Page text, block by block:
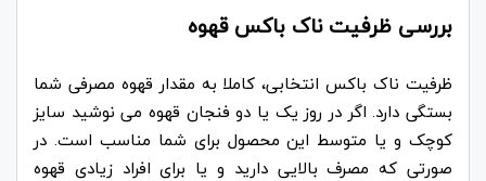
بررسی ظرفیت ناک باکس قهوه
ظرفیت ناک باکس انتخابی، کاملا به مقدار قهوه مصرفی شما
بستگی دارد. اگر در روز یک یا دو فنجان قهوه می نوشید سایز
کوچک و یا متوسط این محصول برای شما مناسب است. در
صورتی که مصرف بالایی دارید و یا برای افراد زیادی قهوه